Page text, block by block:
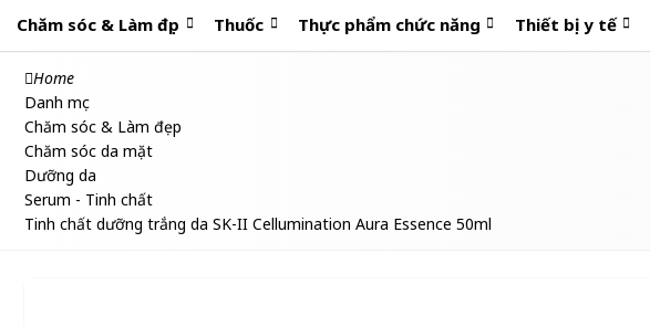
Chăm sóc & Làm đẹp Thuốc Thực phẩm chức năng Thiết bị y tế
Home
Danh mục
Chăm sóc & Làm đẹp
Chăm sóc da mặt
Dưỡng da
Serum - Tinh chất
Tinh chất dưỡng trắng da SK-II Cellumination Aura Essence 50ml